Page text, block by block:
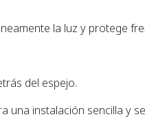
la luz y protege
del espejo.
una instalación sencilla y